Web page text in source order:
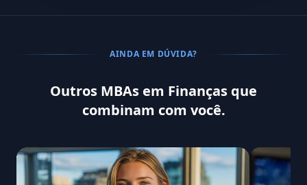
AINDA EM DÚVIDA?
Outros MBAs em Finanças que
combinam com você.